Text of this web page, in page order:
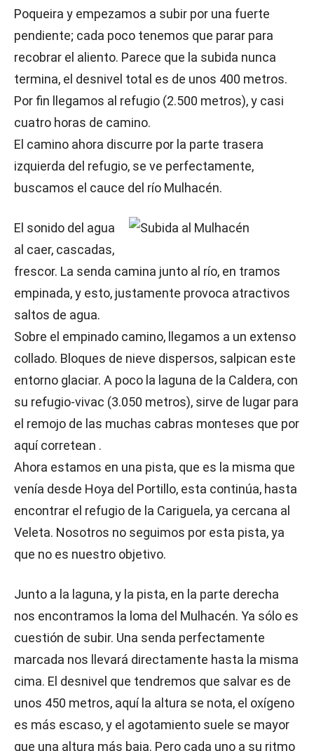
Poqueira y empezamos a subir por una fuerte
pendiente; cada poco tenemos que parar para
recobrar el aliento. Parece que la subida nunca
termina, el desnivel total es de unos 400 metros.
Por fin llegamos al refugio (2.500 metros), y casi
cuatro horas de camino.
El camino ahora discurre por la parte trasera
izquierda del refugio, se ve perfectamente,
buscamos el cauce del río Mulhacén.
El sonido del agua
al caer, cascadas,
frescor. La senda camina junto al río, en tramos
empinada, y esto, justamente provoca atractivos
saltos de agua.
Sobre el empinado camino, llegamos a un extenso
collado. Bloques de nieve dispersos, salpican este
entorno glaciar. A poco la laguna de la Caldera, con
su refugio-vivac (3.050 metros), sirve de lugar para
el remojo de las muchas cabras monteses que por
aquí corretean .
Ahora estamos en una pista, que es la misma que
venía desde Hoya del Portillo, esta continúa, hasta
encontrar el refugio de la Cariguela, ya cercana al
Veleta. Nosotros no seguimos por esta pista, ya
que no es nuestro objetivo.
Junto a la laguna, y la pista, en la parte derecha
nos encontramos la loma del Mulhacén. Ya sólo es
cuestión de subir. Una senda perfectamente
marcada nos llevará directamente hasta la misma
cima. El desnivel que tendremos que salvar es de
unos 450 metros, aquí la altura se nota, el oxígeno
es más escaso, y el agotamiento suele se mayor
que una altura más baja. Pero cada uno a su ritmo